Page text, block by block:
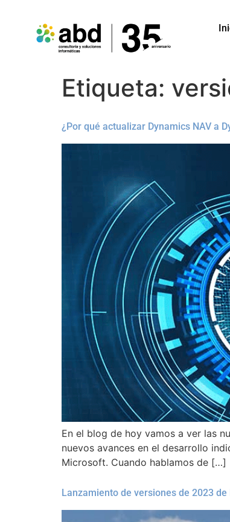
Etiqueta:
¿Por qué actualizar Dynamics NAV a
En el blog de hoy vamos a ver las
nuevos avances en el desarrollo
Microsoft. Cuando hablamos de […]
Lanzamiento de versiones de 2023